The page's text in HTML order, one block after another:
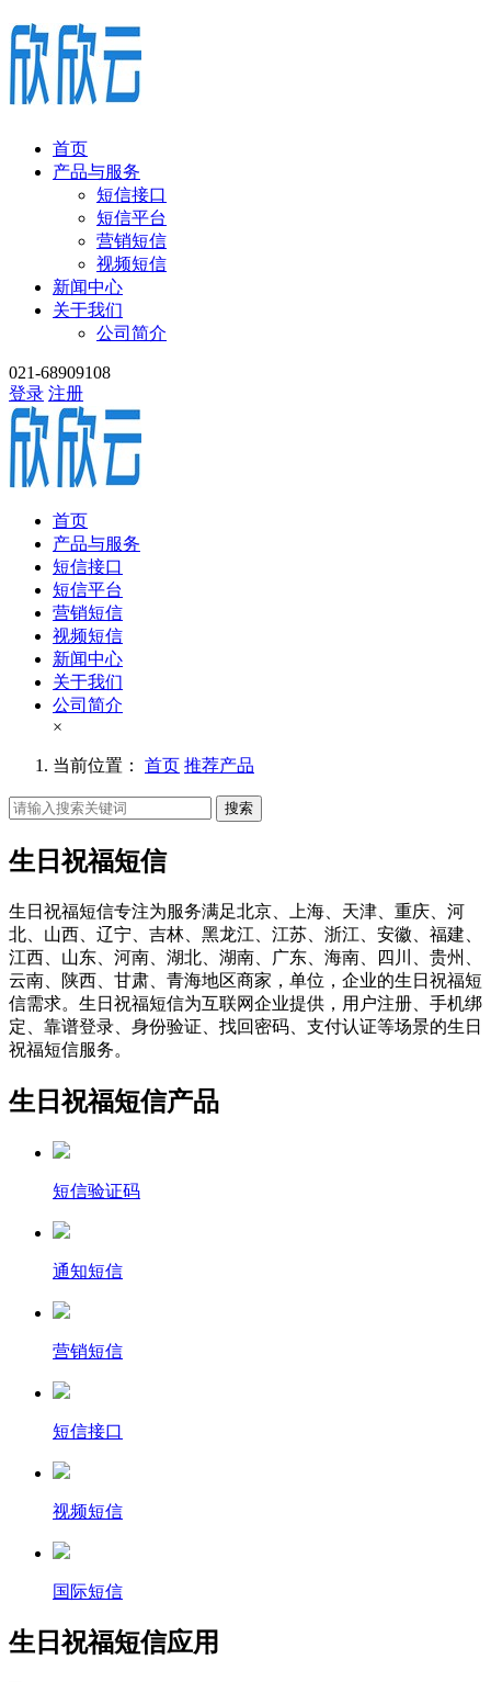
首页
产品与服务
短信接口
短信平台
营销短信
视频短信
新闻中心
关于我们
公司简介
021-68909108
登录 注册
首页
产品与服务
短信接口
短信平台
营销短信
视频短信
新闻中心
关于我们
公司简介
×
当前位置： 首页 推荐产品
搜索
生日祝福短信
生日祝福短信专注为服务满足北京、上海、天津、重庆、河
北、山西、辽宁、吉林、黑龙江、江苏、浙江、安徽、福建、
江西、山东、河南、湖北、湖南、广东、海南、四川、贵州、
云南、陕西、甘肃、青海地区商家，单位，企业的生日祝福短
信需求。生日祝福短信为互联网企业提供，用户注册、手机绑
定、靠谱登录、身份验证、找回密码、支付认证等场景的生日
祝福短信服务。
生日祝福短信产品
短信验证码
通知短信
营销短信
短信接口
视频短信
国际短信
生日祝福短信应用